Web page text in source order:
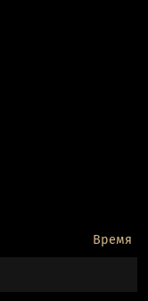
Время